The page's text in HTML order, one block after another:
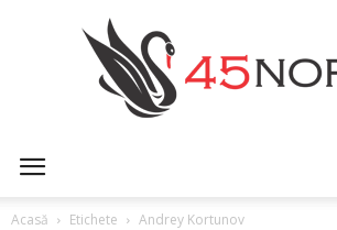
Acasă Etichete Andrey Kortunov